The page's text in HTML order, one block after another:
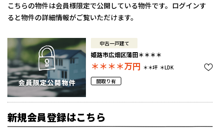
こちらの物件は会員様限定で公開している物件です。ログインす
ると物件の詳細情報がご覧いただけます。
中古一戸建て
姫路市広畑区蒲田＊＊＊＊
＊＊＊＊万円 ＊＊坪 ＊LDK
間取り有
新規会員登録はこちら